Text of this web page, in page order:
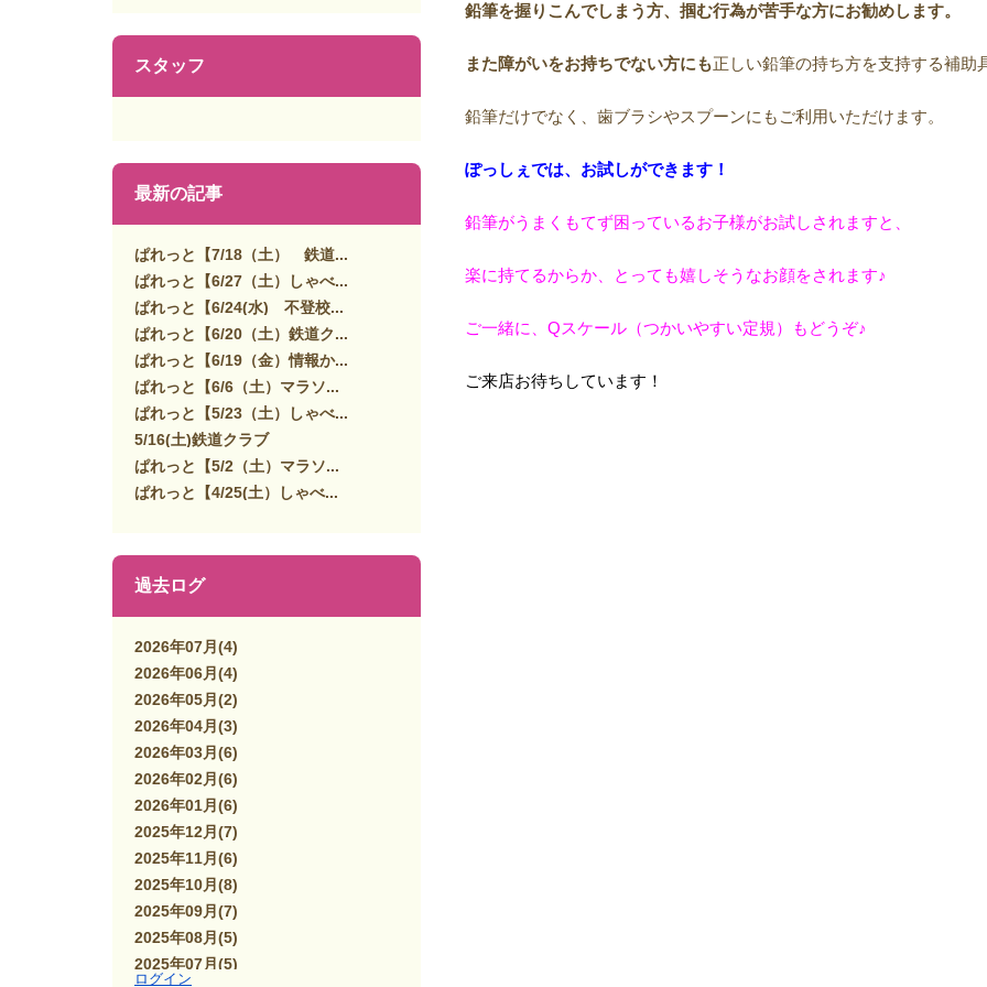
鉛筆を握りこんでしまう方、掴む行為が苦手な方にお勧めします。
また障がいをお持ちでない方にも正しい鉛筆の持ち方を支持する補助
鉛筆だけでなく、歯ブラシやスプーンにもご利用いただけます。
ぽっしぇでは、お試しができます！
鉛筆がうまくもてず困っているお子様がお試しされますと、
楽に持てるからか、とっても嬉しそうなお顔をされます♪
ご一緒に、Qスケール（つかいやすい定規）もどうぞ♪
ご来店お待ちしています！
スタッフ
最新の記事
ぱれっと【7/18（土） 鉄道...
ぱれっと【6/27（土）しゃべ...
ぱれっと【6/24(水) 不登校...
ぱれっと【6/20（土）鉄道ク...
ぱれっと【6/19（金）情報か...
ぱれっと【6/6（土）マラソ...
ぱれっと【5/23（土）しゃべ...
5/16(土)鉄道クラブ
ぱれっと【5/2（土）マラソ...
ぱれっと【4/25(土）しゃべ...
過去ログ
2026年07月 (4)
2026年06月 (4)
2026年05月 (2)
2026年04月 (3)
2026年03月 (6)
2026年02月 (6)
2026年01月 (6)
2025年12月 (7)
2025年11月 (6)
2025年10月 (8)
2025年09月 (7)
2025年08月 (5)
2025年07月 (5)
ログイン